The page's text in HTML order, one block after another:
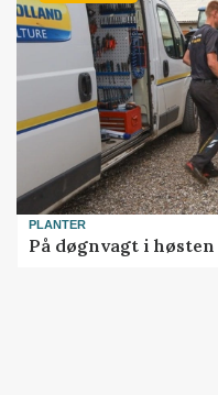
PLANTER
På døgnvagt i høsten